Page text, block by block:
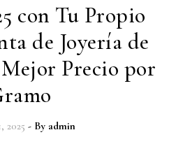
con Tu Propio
de Joyería de
Precio por
2025 - By admin